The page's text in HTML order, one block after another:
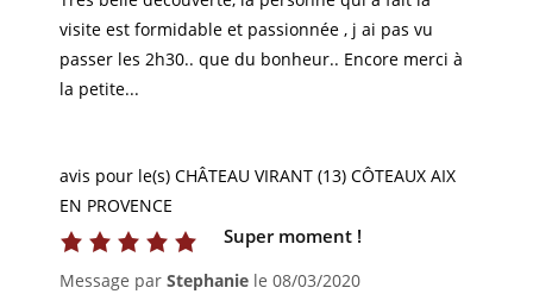
visite est formidable et passionnée , j ai pas vu
passer les 2h30.. que du bonheur.. Encore merci à
la petite...
avis pour le(s) CHÂTEAU VIRANT (13) CÔTEAUX AIX
EN PROVENCE
Super moment !
Message par Stephanie le 08/03/2020